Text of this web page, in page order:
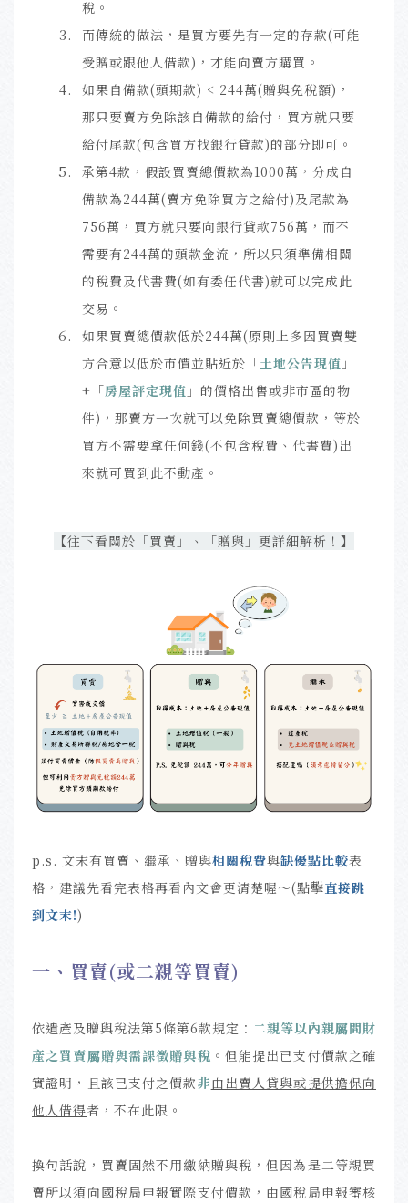
稅。
而傳統的做法，是買方要先有一定的存款(可能
受贈或跟他人借款)，才能向賣方購買。
如果自備款(頭期款) < 244萬(贈與免稅額)，
那只要賣方免除該自備款的給付，買方就只要
給付尾款(包含買方找銀行貸款)的部分即可。
承第4款，假設買賣總價款為1000萬，分成自
備款為244萬(賣方免除買方之給付)及尾款為
756萬，買方就只要向銀行貸款756萬，而不
需要有244萬的頭款金流，所以只須準備相關
的稅費及代書費(如有委任代書)就可以完成此
交易。
如果買賣總價款低於244萬(原則上多因買賣雙
方合意以低於市價並貼近於「土地公告現值 」
+「房屋評定現值 」的價格出售或非市區的物
件)，那賣方一次就可以免除買賣總價款，等於
買方不需要拿任何錢(不包含稅費、代書費)出
來就可買到此不動產。
【往下看關於「買賣」、「贈與」更詳細解析！】
p.s. 文末有買賣、繼承、贈與相關稅費與缺優點比較表
格，建議先看完表格再看內文會更清楚喔～(點擊直接跳
到文末!)
一、買賣(或二親等買賣)
依遺產及贈與稅法第5條第6款規定： 二親等以內親屬間財
產之買賣屬贈與需課徵贈與稅 。但能提出已支付價款之確
實證明，且該已支付之價款非由出賣人貸與或提供擔保向
他人借得者，不在此限。
換句話說，買賣固然不用繳納贈與稅，但因為是二等親買
賣所以須向國稅局申報實際支付價款，由國稅局申報審核